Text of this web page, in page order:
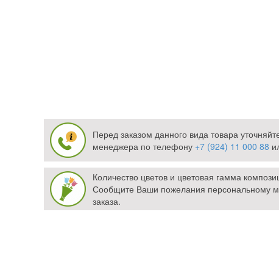
Перед заказом данного вида товара
менеджера по телефону +7 (924) 11 000 88
Количество цветов и цветовая гамма
Сообщите Ваши пожелания персональному
заказа.